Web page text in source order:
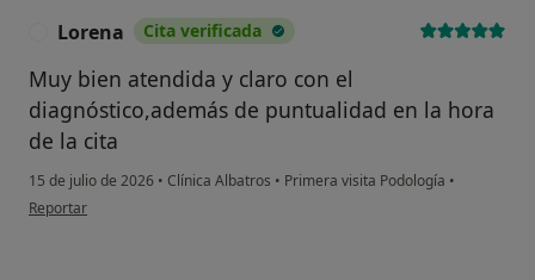
Lorena Cita verificada
Muy bien atendida y claro con el
diagnóstico,además de puntualidad en la hora
de la cita
15 de julio de 2026 • Clínica Albatros • Primera visita Podología •
en opinión del usuario Lorena
Reportar